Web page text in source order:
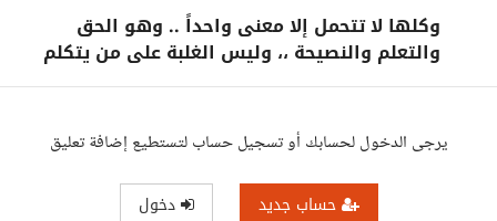
وكلها لا تتحمل إلا معنى واحداً .. وهو الحق
والتعلم والنصيحة ،، وليس الغلبة على من يتكلم
يرجى الدخول لحسابك أو تسجيل حساب لتستطيع إضافة تعليق
حساب جديد دخول